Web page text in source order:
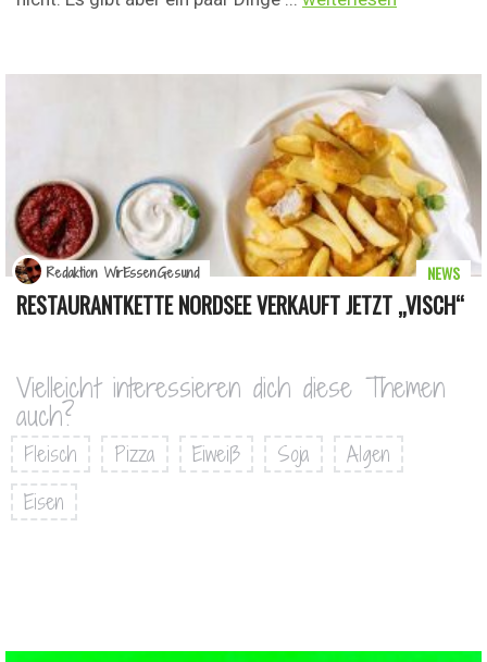
RESTAURANTKETTE NORDSEE VERKAUFT JETZT „VISCH“
NEWS
Redaktion WirEssenGesund
Vielleicht interessieren dich diese Themen
auch?
Fleisch Pizza Eiweiß Soja
Algen
Eisen